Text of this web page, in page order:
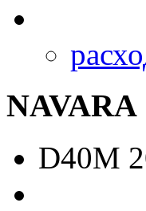
NAVARA
D40M